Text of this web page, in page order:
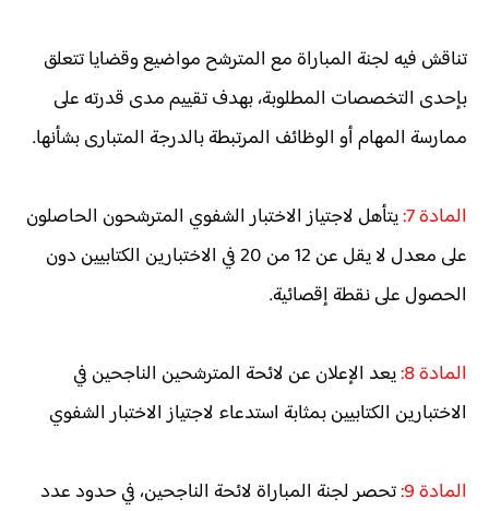
تناقش فيه لجنة المباراة مع المترشح مواضيع وقضايا تتعلق
بإحدى التخصصات المطلوبة، بهدف تقييم مدى قدرته على
ممارسة المهام أو الوظائف المرتبطة بالدرجة المتبارى بشأنها.
المادة 7:
يتأهل لاجتياز الاختبار الشفوي المترشحون الحاصلون
على معدل لا يقل عن 12 من 20 في الاختبارين الكتابيين دون
الحصول على نقطة إقصائية.
المادة 8:
يعد الإعلان عن لائحة المترشحين الناجحين في
الاختبارين الكتابيين بمثابة استدعاء لاجتياز الاختبار الشفوي
المادة 9:
تحصر لجنة المباراة لائحة الناجحين، في حدود عدد